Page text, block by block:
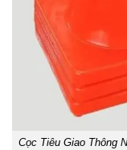
Cọc Tiêu Giao Thông